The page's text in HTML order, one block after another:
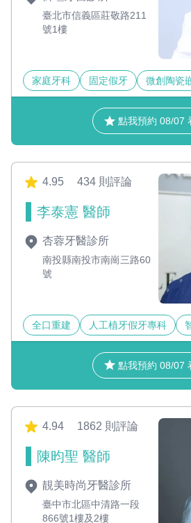
臺北市信義區莊敬路211
號1樓
家庭牙科 固定假牙 微創陶瓷
點我預約 08/07
4.95 434 則評論
李泰憲 醫師
杏蓉牙醫診所
南投縣南投市南崗三路60
號
全口重建 人工植牙假牙專科
點我預約 08/07
4.94 1862 則評論
陳昀聖 醫師
靚美時尚牙醫診所
臺中市北區中清路一段
866號1樓及2樓